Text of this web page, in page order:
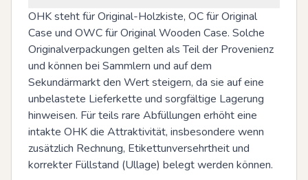
OHK steht für Original-Holzkiste, OC für Original
Case und OWC für Original Wooden Case. Solche
Originalverpackungen gelten als Teil der Provenienz
und können bei Sammlern und auf dem
Sekundärmarkt den Wert steigern, da sie auf eine
unbelastete Lieferkette und sorgfältige Lagerung
hinweisen. Für teils rare Abfüllungen erhöht eine
intakte OHK die Attraktivität, insbesondere wenn
zusätzlich Rechnung, Etikettunversehrtheit und
korrekter Füllstand (Ullage) belegt werden können.